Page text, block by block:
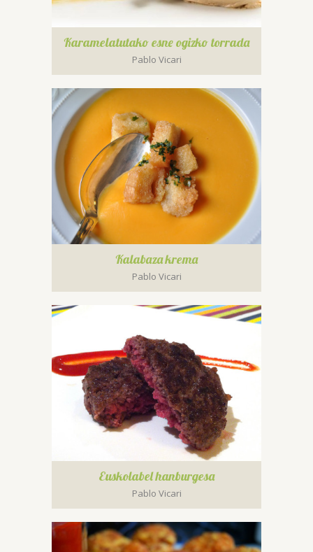
Karamelatutako esne ogizko torrada
Pablo Vicari
Kalabaza krema
Pablo Vicari
Euskolabel hanburgesa
Pablo Vicari